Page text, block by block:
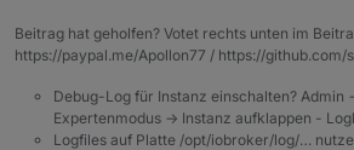
Beitrag hat geholfen? Votet rechts unten im
https://paypal.me/Apollon77 / https://github.com/
Debug-Log für Instanz einschalten? Admin
Expertenmodus -> Instanz aufklappen -
Logfiles auf Platte /opt/iobroker/log/…